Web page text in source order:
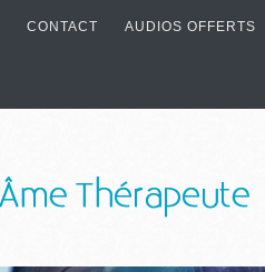
CONTACT AUDIOS OFFERTS